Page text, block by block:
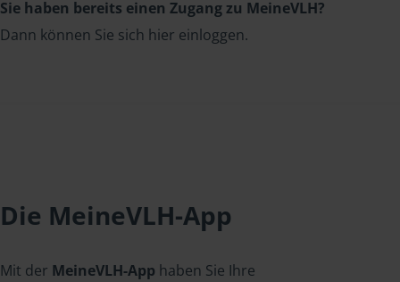
Sie haben bereits einen Zugang zu MeineVLH?
Dann können Sie sich hier einloggen.
Die MeineVLH-App
Mit der MeineVLH-App haben Sie Ihre